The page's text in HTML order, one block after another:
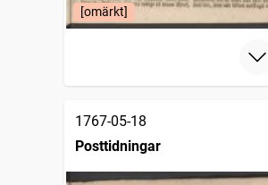
[omärkt]
1767-05-18
Posttidningar